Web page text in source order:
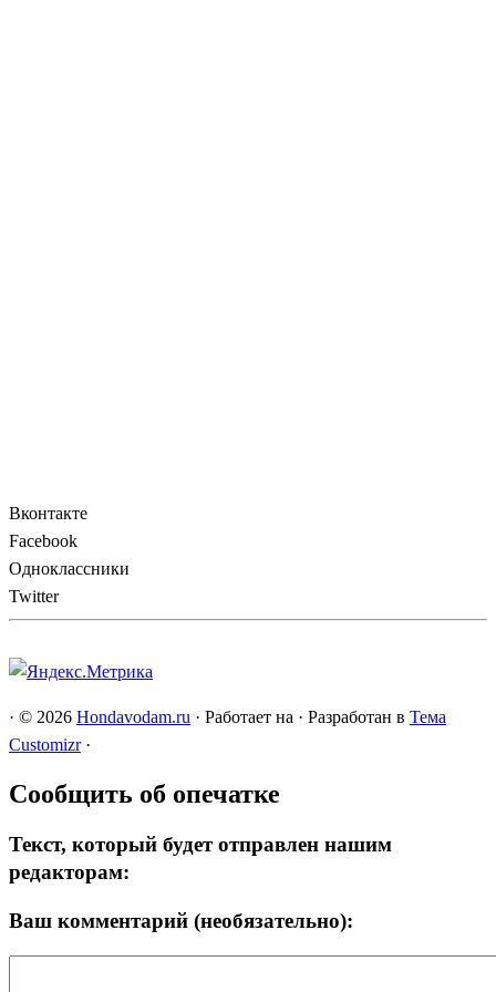
Вконтакте
Facebook
Одноклассники
Twitter
· © 2026 Hondavodam.ru · Работает на · Разработан в Тема
Customizr ·
Сообщить об опечатке
Текст, который будет отправлен нашим
редакторам:
Ваш комментарий (необязательно):